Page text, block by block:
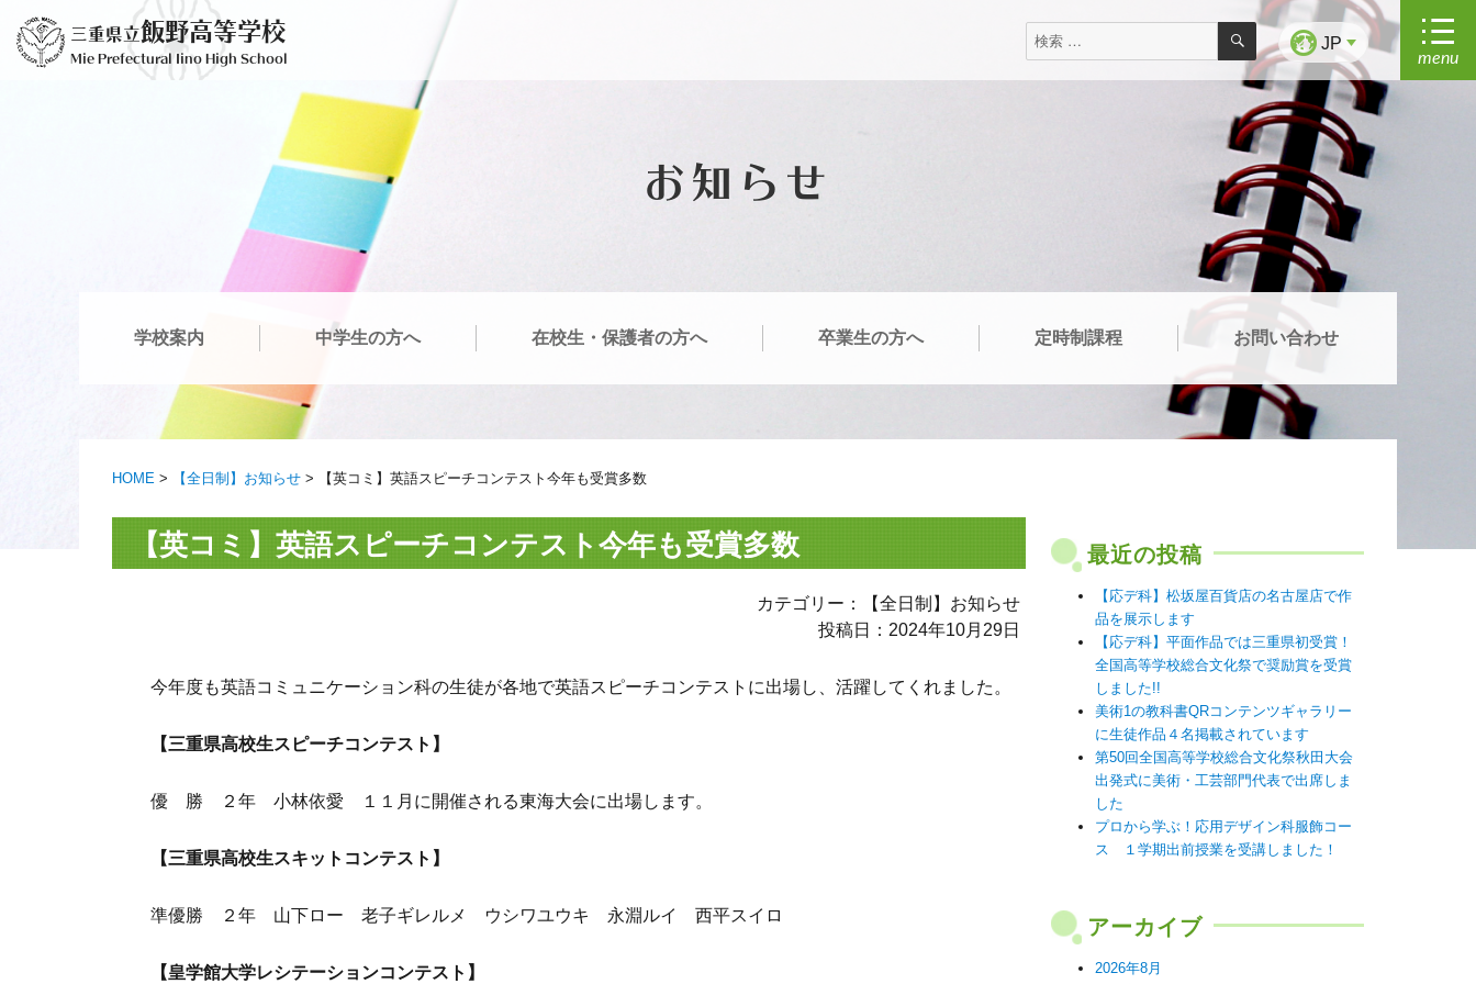
三重県立飯野高等学校
Mie Prefectural Iino High School
検
索
対
検
索 JP
menu
お知らせ
学校案内 中学生の方へ 在校生・保護者の方へ 卒業生の方へ 定時制課程 お問い合わせ
HOME > 【全日制】お知らせ > 【英コミ】英語スピーチコンテスト今年も受賞多数
【英コミ】英語スピーチコンテスト今年も受賞多数
カテゴリー：【全日制】お知らせ
投稿日：2024年10月29日
今年度も英語コミュニケーション科の生徒が各地で英語スピーチコンテストに出場し、活躍してくれました。
【三重県高校生スピーチコンテスト】
優 勝 ２年 小林依愛 １１月に開催される東海大会に出場します。
【三重県高校生スキットコンテスト】
準優勝 ２年 山下ロー 老子ギレルメ ウシワユウキ 永淵ルイ 西平スイロ
【皇学館大学レシテーションコンテスト】
最近の投稿
【応デ科】松坂屋百貨店の名古屋店で作
品を展示します
【応デ科】平面作品では三重県初受賞！
全国高等学校総合文化祭で奨励賞を受賞
しました!!
美術1の教科書QRコンテンツギャラリー
に生徒作品４名掲載されています
第50回全国高等学校総合文化祭秋田大会
出発式に美術・工芸部門代表で出席しま
した
プロから学ぶ！応用デザイン科服飾コー
ス １学期出前授業を受講しました！
アーカイブ
2026年8月